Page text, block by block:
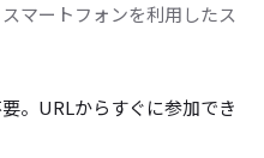
マートフォンを利用したス
。URLからすぐに参加でき